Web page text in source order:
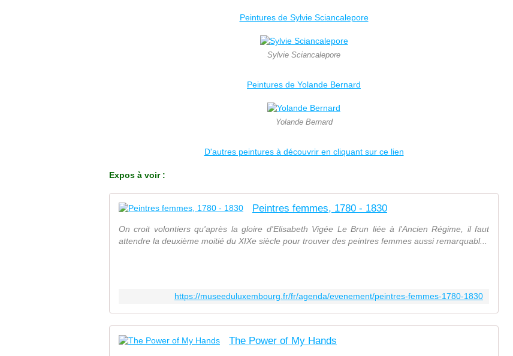
Peintures de Sylvie Sciancalepore
Sylvie Sciancalepore
Peintures de Yolande Bernard
Yolande Bernard
D'autres peintures à découvrir en cliquant sur ce lien
Expos à voir :
Peintres femmes, 1780 - 1830
On croit volontiers qu'après la gloire d'Elisabeth Vigée Le Brun liée à l'Ancien Régime, il faut
attendre la deuxième moitié du XIXe siècle pour trouver des peintres femmes aussi remarquabl...
https://museeduluxembourg.fr/fr/agenda/evenement/peintres-femmes-1780-1830
The Power of My Hands